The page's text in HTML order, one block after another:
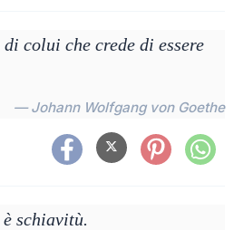
colui che crede di essere
— Johann Wolfgang von Goethe
schiavitù.